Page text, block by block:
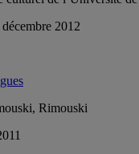
2012
Rimouski